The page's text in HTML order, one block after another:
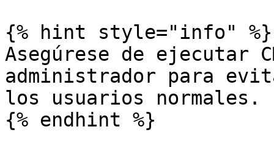
{% hint style="info" %}
Asegúrese de ejecutar
administrador para
los usuarios normales.
{% endhint %}